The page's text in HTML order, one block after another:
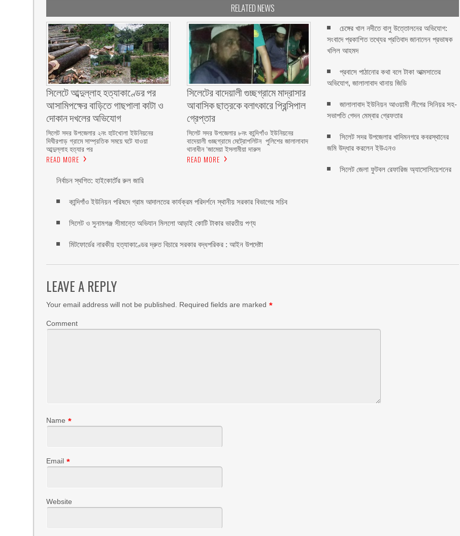
RELATED NEWS
সিলেটে আব্দুল্লাহ হত্যাকাণ্ডের পর
আসামিপক্ষের বাড়িতে গাছপালা কাটা ও
দোকান দখলের অভিযোগ
সিলেট সদর উপজেলার ২নং হাটখোলা ইউনিয়নের
দিঘীরপাড় গ্রামে সাম্প্রতিক সময়ে ঘটে যাওয়া
আব্দুল্লাহ হত্যার পর
READ MORE
সিলেটের বাদেয়ালী গুচ্ছগ্রামে মাদ্রাসার
আবাসিক ছাত্রকে বলাৎকারে প্রিন্সিপাল
গ্রেপ্তার ‎
সিলেট সদর উপজেলার ৮নং কান্দিগাঁও ইউনিয়নের
বাদেয়ালী গুচ্ছগ্রামে মেট্রোপলিটন পুলিশের জালালাবাদ
থানাধীন ‘জামেয়া ইসলামীয়া দারুস
READ MORE
চেঙ্গের খাল নদীতে বালু উত্তোলনের অভিযোগ:
সংবাদে প্রকাশিত তথ্যের প্রতিবাদ জানালেন প্রভাষক
খলিল আহমদ
প্রবাসে পাঠানোর কথা বলে টাকা আত্মসাতের
অভিযোগ, জালালাবাদ থানায় জিডি ‎
জালালাবাদ ইউনিয়ন আওয়ামী লীগের সিনিয়র সহ-
সভাপতি গেদন মেম্বার গ্রেফতার
সিলেট সদর উপজেলার খাদিমনগরে কবরস্থানের
জমি উদ্ধার করলেন ইউএনও
সিলেট জেলা ফুটবল রেফারিজ অ্যাসোসিয়েশনের
নির্বাচন স্থগিত: হাইকোর্টের রুল জারি ‎
কান্দিগাঁও ইউনিয়ন পরিষদে গ্রাম আদালতের কার্যক্রম পরিদর্শনে স্থানীয় সরকার বিভাগের সচিব ‎
সিলেট ও সুনামগঞ্জ সীমান্তে অভিযান মিললো আড়াই কোটি টাকার ভারতীয় পণ্য
মিটফোর্ডের নারকীয় হত্যাকাণ্ডের দ্রুত বিচারে সরকার বদ্ধপরিকর : আইন উপদেষ্টা
LEAVE A REPLY
Your email address will not be published. Required fields are marked *
Comment
Name *
Email *
Website